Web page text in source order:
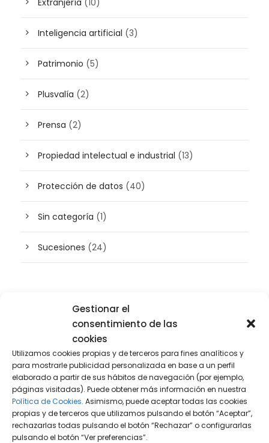
Gestionar el
consentimiento de las
cookies
Utilizamos cookies propias y de terceros para fines analíticos y
para mostrarle publicidad personalizada en base a un perfil
elaborado a partir de sus hábitos de navegación (por ejemplo,
páginas visitadas). Puede obtener más información en nuestra
Política de Cookies. Asimismo, puede aceptar todas las cookies
propias y de terceros que utilizamos pulsando el botón “Aceptar”,
rechazarlas todas pulsando el botón “Rechazar” o configurarlas
pulsando el botón “Ver preferencias”.
Extranjería (10)
Inteligencia artificial (3)
Patrimonio (5)
Plusvalía (2)
Prensa (2)
Propiedad intelectual e industrial (13)
Protección de datos (40)
Sin categoría (1)
Sucesiones (24)
Buscador de artículos
DiG ABOGADOS